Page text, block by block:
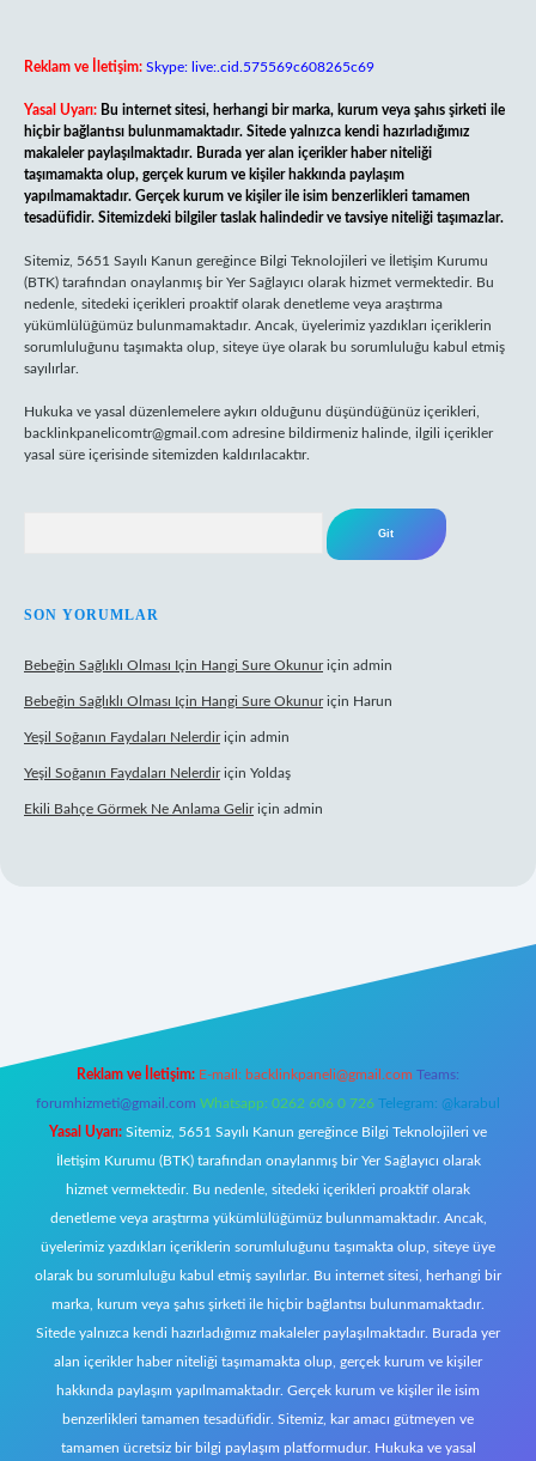
Reklam ve İletişim: Skype: live:.cid.575569c608265c69
Yasal Uyarı: Bu internet sitesi, herhangi bir marka, kurum veya şahıs şirketi ile
hiçbir bağlantısı bulunmamaktadır. Sitede yalnızca kendi hazırladığımız
makaleler paylaşılmaktadır. Burada yer alan içerikler haber niteliği
taşımamakta olup, gerçek kurum ve kişiler hakkında paylaşım
yapılmamaktadır. Gerçek kurum ve kişiler ile isim benzerlikleri tamamen
tesadüfidir. Sitemizdeki bilgiler taslak halindedir ve tavsiye niteliği taşımazlar.
Sitemiz, 5651 Sayılı Kanun gereğince Bilgi Teknolojileri ve İletişim Kurumu
(BTK) tarafından onaylanmış bir Yer Sağlayıcı olarak hizmet vermektedir. Bu
nedenle, sitedeki içerikleri proaktif olarak denetleme veya araştırma
yükümlülüğümüz bulunmamaktadır. Ancak, üyelerimiz yazdıkları içeriklerin
sorumluluğunu taşımakta olup, siteye üye olarak bu sorumluluğu kabul etmiş
sayılırlar.
Hukuka ve yasal düzenlemelere aykırı olduğunu düşündüğünüz içerikleri,
backlinkpanelicomtr@gmail.com adresine bildirmeniz halinde, ilgili içerikler
yasal süre içerisinde sitemizden kaldırılacaktır.
SON YORUMLAR
Bebeğin Sağlıklı Olması Için Hangi Sure Okunuriçin admin
Bebeğin Sağlıklı Olması Için Hangi Sure Okunuriçin Harun
Yeşil Soğanın Faydaları Nelerdiriçin admin
Yeşil Soğanın Faydaları Nelerdiriçin Yoldaş
Ekili Bahçe Görmek Ne Anlama Geliriçin admin
Reklam ve İletişim: E-mail: backlinkpaneli@gmail.com Teams:
forumhizmeti@gmail.com Whatsapp: 0262 606 0 726 Telegram: @karabul
Yasal Uyarı: Sitemiz, 5651 Sayılı Kanun gereğince Bilgi Teknolojileri ve
İletişim Kurumu (BTK) tarafından onaylanmış bir Yer Sağlayıcı olarak
hizmet vermektedir. Bu nedenle, sitedeki içerikleri proaktif olarak
denetleme veya araştırma yükümlülüğümüz bulunmamaktadır. Ancak,
üyelerimiz yazdıkları içeriklerin sorumluluğunu taşımakta olup, siteye üye
olarak bu sorumluluğu kabul etmiş sayılırlar. Bu internet sitesi, herhangi bir
marka, kurum veya şahıs şirketi ile hiçbir bağlantısı bulunmamaktadır.
Sitede yalnızca kendi hazırladığımız makaleler paylaşılmaktadır. Burada yer
alan içerikler haber niteliği taşımamakta olup, gerçek kurum ve kişiler
hakkında paylaşım yapılmamaktadır. Gerçek kurum ve kişiler ile isim
benzerlikleri tamamen tesadüfidir. Sitemiz, kar amacı gütmeyen ve
tamamen ücretsiz bir bilgi paylaşım platformudur. Hukuka ve yasal